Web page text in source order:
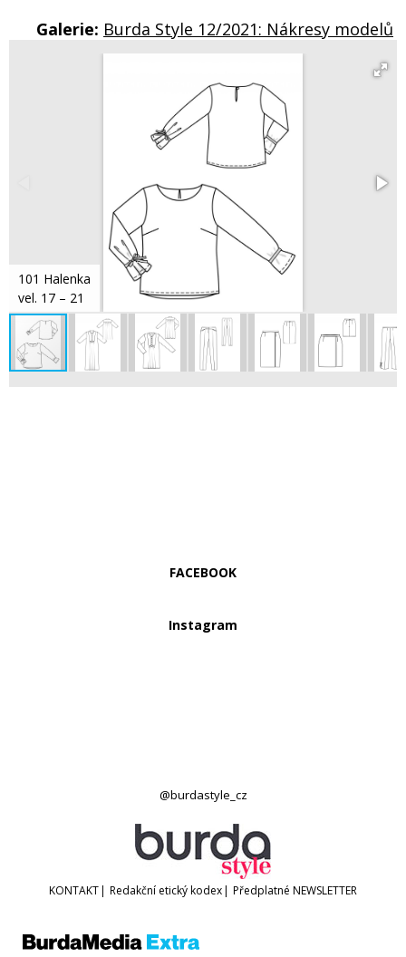
Galerie: Burda Style 12/2021: Nákresy modelů
101 Halenka
vel. 17 – 21
FACEBOOK
Instagram
@burdastyle_cz
KONTAKT| Redakční etický kodex| Předplatné NEWSLETTER